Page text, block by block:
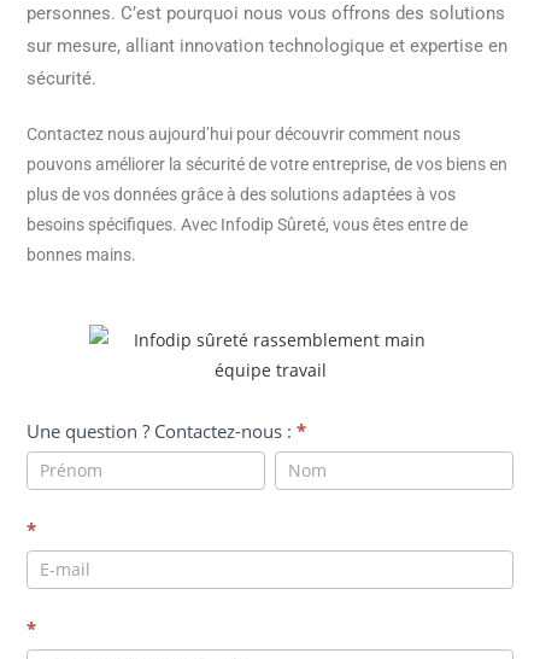
personnes. C’est pourquoi nous vous offrons des solutions
sur mesure, alliant innovation technologique et expertise en
sécurité.
Contactez nous aujourd’hui pour découvrir comment nous
pouvons améliorer la sécurité de votre entreprise, de vos biens en
plus de vos données grâce à des solutions adaptées à vos
besoins spécifiques. Avec Infodip Sûreté, vous êtes entre de
bonnes mains.
CONTACTEZ
NOUS
Une question ? Contactez-nous :*
Une
question
?
Contactez-
nous
Une
question
Contactez-
nous
*
*